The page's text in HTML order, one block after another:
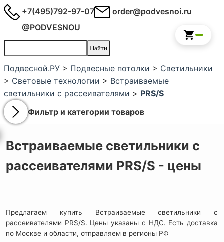
+7(495)792-97-07
order@podvesnoi.ru
@PODVESNOU
Подвесной.РУ > Подвесные потолки > Светильники
> Световые технологии > Встраиваемые
светильники с рассеивателями > PRS/S
Фильтр и категории товаров
Встраиваемые светильники с
рассеивателями PRS/S - цены
Предлагаем купить Встраиваемые светильники с
рассеивателями PRS/S. Цены указаны с НДС. Есть доставка
по Москве и области, отправляем в регионы РФ